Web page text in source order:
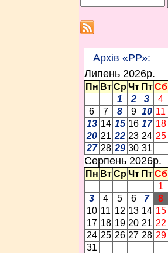
Архів «РР»:
Липень 2026p.
Пн Вт Ср Чт Пт Сб
1
2 3 4
6
7 8 9 10 11
13 14 15 16 17 18
20 21 22 23 24 25
27 28 29 30 31
Серпень 2026p.
Пн Вт Ср Чт Пт Сб
1
3
4 5 6 7 8
10 11 12 13 14 15
17 18 19 20 21 22
24 25 26 27 28 29
31